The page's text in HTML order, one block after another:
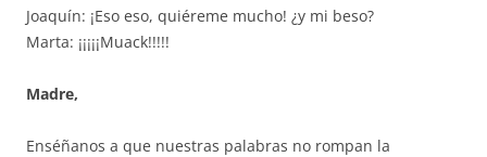
Joaquín: ¡Eso eso, quiéreme mucho! ¿y mi beso?
Marta: ¡¡¡¡¡Muack!!!!!
Madre,
Enséñanos a que nuestras palabras no rompan la